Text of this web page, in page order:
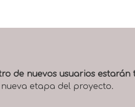
de nuevos usuarios estarán
etapa del proyecto.